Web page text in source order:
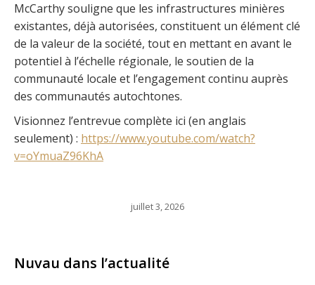
McCarthy souligne que les infrastructures minières
existantes, déjà autorisées, constituent un élément clé
de la valeur de la société, tout en mettant en avant le
potentiel à l’échelle régionale, le soutien de la
communauté locale et l’engagement continu auprès
des communautés autochtones.
Visionnez l’entrevue complète ici (en anglais
seulement) : https://www.youtube.com/watch?
v=oYmuaZ96KhA
juillet 3, 2026
Nuvau dans l’actualité